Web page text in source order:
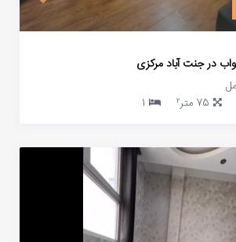
در جنت آباد مرکزی
75 متر 2
1